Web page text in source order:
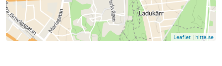
Leaflet | hitta.se